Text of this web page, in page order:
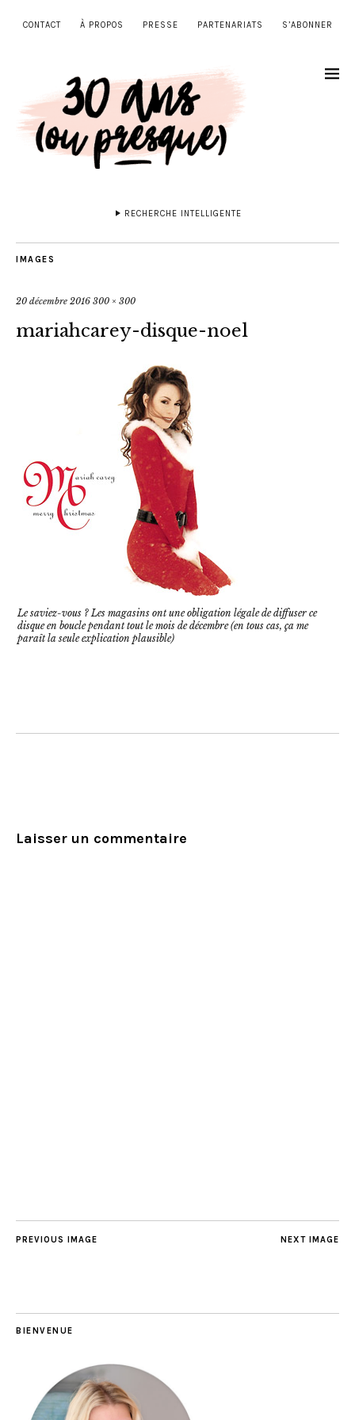
CONTACT À PROPOS PRESSE PARTENARIATS S’ABONNER
RECHERCHE INTELLIGENTE
IMAGES
20 décembre 2016 300 × 300
mariahcarey-disque-noel
Le saviez-vous ? Les magasins ont une obligation légale de diffuser ce
disque en boucle pendant tout le mois de décembre (en tous cas, ça me
paraît la seule explication plausible)
Laisser un commentaire
NEXT IMAGE
PREVIOUS IMAGE
BIENVENUE